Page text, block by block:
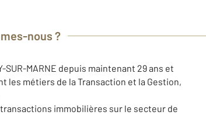
nous ?
MARNE depuis maintenant 29 ans et
les métiers de la Transaction et la Gestion,
immobilières sur le secteur de